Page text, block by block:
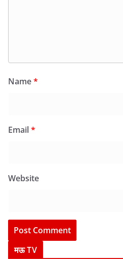
Name*
Email*
Website
मऊ TV